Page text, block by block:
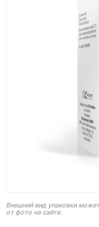
Внешний вид упаковки
от фото на сайте.